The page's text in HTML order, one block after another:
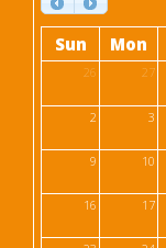
Sun Mon
26 27
2 3
9 10
16 17